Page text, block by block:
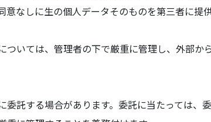
なしに生の個人データそのものを第三者に提
いては、管理者の下で厳重に管理し、外部か
託する場合があります。委託に当たっては、